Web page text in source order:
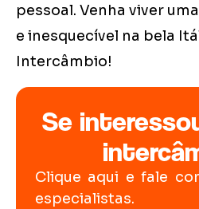
pessoal. Venha viver
e inesquecível na bela
Intercâmbio!
Se
Clique aqui e fale
especialistas.